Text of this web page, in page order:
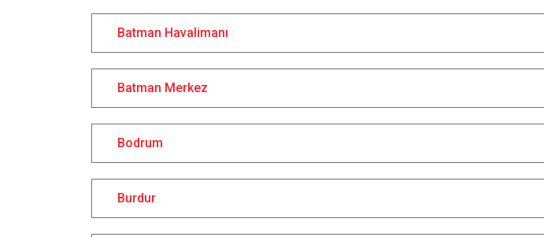
Batman Havalimanı
Batman Merkez
Bodrum
Burdur